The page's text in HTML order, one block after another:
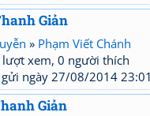
Giản
» Phạm Viết Chánh
xem, 0 người thích
ngày 27/08/2014 23:01
Giản